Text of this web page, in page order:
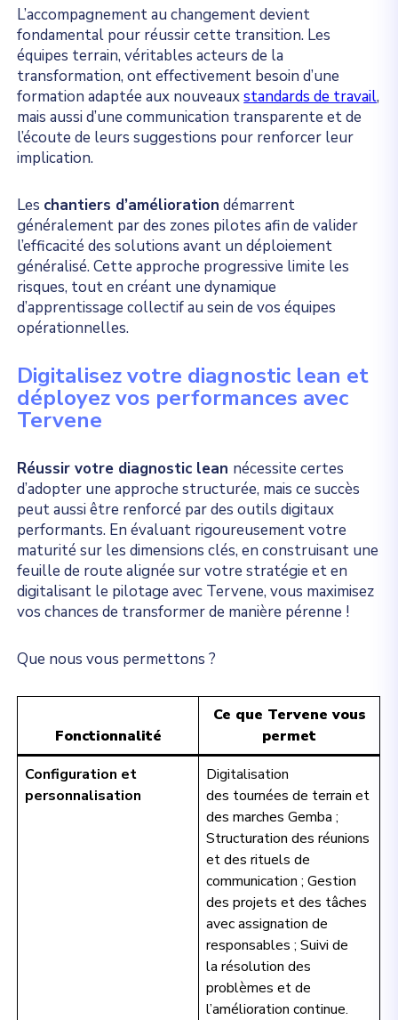
L’accompagnement au changement devient
fondamental pour réussir cette transition. Les
équipes terrain, véritables acteurs de la
transformation, ont effectivement besoin d’une
formation adaptée aux nouveauxstandards de travail,
mais aussi d’une communication transparente et de
l’écoute de leurs suggestions pour renforcer leur
implication.
Les chantiers d’amélioration démarrent
généralement par des zones pilotes afin de valider
l’efficacité des solutions avant un déploiement
généralisé. Cette approche progressive limite les
risques, tout en créant une dynamique
d’apprentissage collectif au sein de vos équipes
opérationnelles.
Digitalisez votre diagnostic lean et
déployez vos performances avec
Tervene
Réussir votre diagnostic lean nécessite certes
d’adopter une approche structurée, mais ce succès
peut aussi être renforcé par des outils digitaux
performants. En évaluant rigoureusement votre
maturité sur les dimensions clés, en construisant une
feuille de route alignée sur votre stratégie et en
digitalisant le pilotage avec Tervene, vous maximisez
vos chances de transformer de manière pérenne !
Que nous vous permettons ?
Fonctionnalité
Ce que Tervene vous
permet
Configuration et
personnalisation
Digitalisation
des tournées de terrain et
des marches Gemba ;
Structuration des réunions
et des rituels de
communication ; Gestion
des projets et des tâches
avec assignation de
responsables ; Suivi de
la résolution des
problèmes et de
l’amélioration continue.